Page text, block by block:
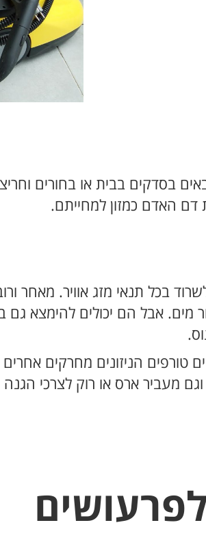
בבית או בחורים
דם האדם כמזון למחייתם.
בכל תנאי מזג אוויר. מאחר
מים. אבל הם יכולים להימצא גם
טורפים הניזונים מחרקים
מעביר ארס או רוק לצרכי